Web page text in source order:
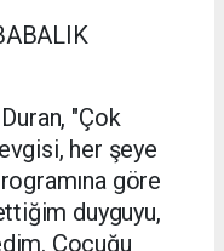
"Çok
her şeye
göre
duyguyu,
Çocuğu